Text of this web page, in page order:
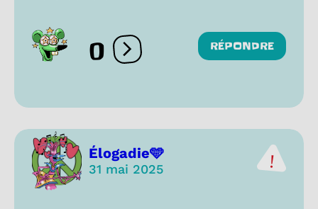
0 Ouvrir les réactions
RÉPONDRE
Élogadie🩵
31 mai 2025